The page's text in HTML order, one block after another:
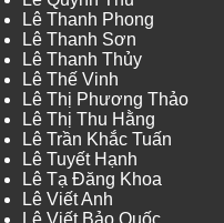
Lê Thanh Phong
Lê Thanh Sơn
Lê Thanh Thủy
Lê Thế Vinh
Lê Thị Phương Thảo
Lê Thị Thu Hằng
Lê Trần Khắc Tuấn
Lê Tuyết Hạnh
Lê Tạ Đăng Khoa
Lê Viết Anh
Lê Viết Bảo Quốc